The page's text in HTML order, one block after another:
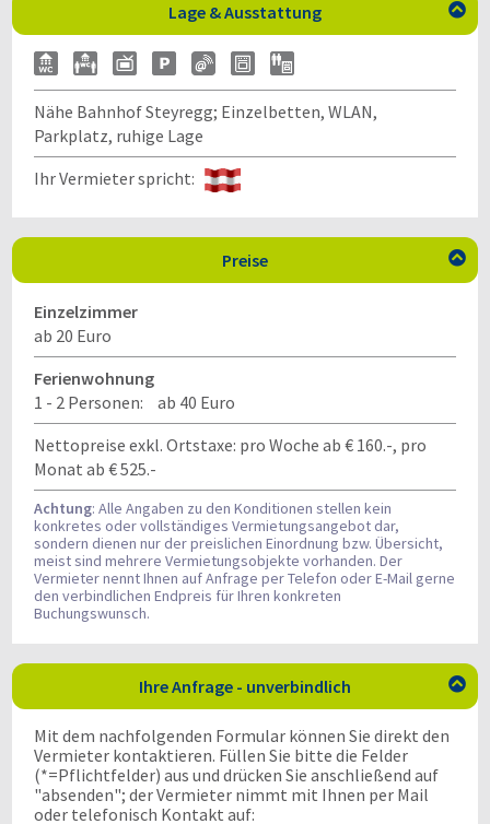
Lage & Ausstattung 
Nähe Bahnhof Steyregg; Einzelbetten, WLAN,
Parkplatz, ruhige Lage
Ihr Vermieter spricht:
Preise 
Einzelzimmer
ab 20 Euro
Ferienwohnung
1 - 2 Personen:
ab 40 Euro
Nettopreise exkl. Ortstaxe: pro Woche ab € 160.-, pro
Monat ab € 525.-
Achtung: Alle Angaben zu den Konditionen stellen kein
konkretes oder vollständiges Vermietungsangebot dar,
sondern dienen nur der preislichen Einordnung bzw. Übersicht,
meist sind mehrere Vermietungsobjekte vorhanden. Der
Vermieter nennt Ihnen auf Anfrage per Telefon oder E-Mail gerne
den verbindlichen Endpreis für Ihren konkreten
Buchungswunsch.
Ihre Anfrage - unverbindlich 
Mit dem nachfolgenden Formular können Sie direkt den
Vermieter kontaktieren. Füllen Sie bitte die Felder
(*=Pflichtfelder) aus und drücken Sie anschließend auf
"absenden"; der Vermieter nimmt mit Ihnen per Mail
oder telefonisch Kontakt auf: